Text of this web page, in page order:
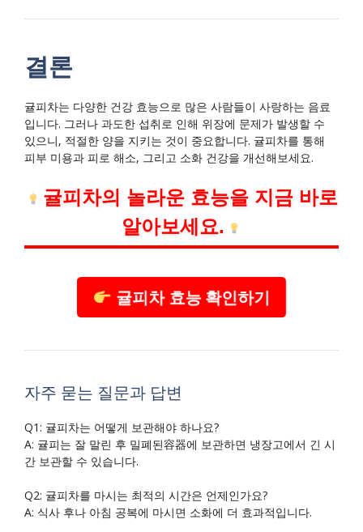
결론
귤피차는 다양한 건강 효능으로 많은 사람들이 사랑하는 음료
입니다. 그러나 과도한 섭취로 인해 위장에 문제가 발생할 수
있으니, 적절한 양을 지키는 것이 중요합니다. 귤피차를 통해
피부 미용과 피로 해소, 그리고 소화 건강을 개선해보세요.
귤피차의 놀라운 효능을 지금 바로
알아보세요.
귤피차 효능 확인하기
자주 묻는 질문과 답변
Q1: 귤피차는 어떻게 보관해야 하나요?
A: 귤피는 잘 말린 후 밀폐된容器에 보관하면 냉장고에서 긴 시
간 보관할 수 있습니다.
Q2: 귤피차를 마시는 최적의 시간은 언제인가요?
A: 식사 후나 아침 공복에 마시면 소화에 더 효과적입니다.